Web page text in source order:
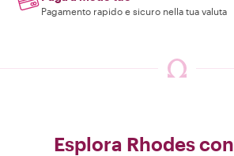
Pagamento rapido e sicuro nella tua valuta
Esplora Rhodes con